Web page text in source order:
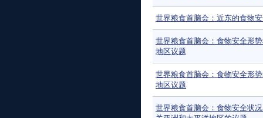
世界粮食首脑会：近东的食物
世界粮食首脑会：食物安全形
地区议题
世界粮食首脑会：食物安全形
地区议题
世界粮食首脑会：食物安全状